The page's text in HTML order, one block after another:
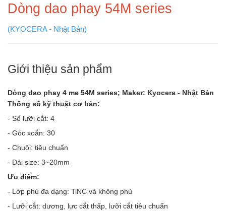
Dòng dao phay 54M series
(KYOCERA - Nhật Bản)
Giới thiệu sản phẩm
Dòng dao phay 4 me 54M series; Maker: Kyocera - Nhật Bản
Thông số kỹ thuật cơ bản:
- Số lưỡi cắt: 4
- Góc xoắn: 30
- Chuôi: tiêu chuẩn
- Dải size: 3~20mm
Ưu điểm:
- Lớp phủ đa dạng: TiNC và không phủ
- Lưỡi cắt: dương, lực cắt thấp, lưỡi cắt tiêu chuẩn